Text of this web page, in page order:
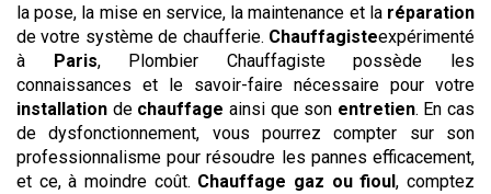
la pose, la mise en service, la maintenance et la réparation
de votre système de chaufferie. Chauffagisteexpérimenté
à Paris, Plombier Chauffagiste possède les
connaissances et le savoir-faire nécessaire pour votre
installation de chauffage ainsi que son entretien. En cas
de dysfonctionnement, vous pourrez compter sur son
professionnalisme pour résoudre les pannes efficacement,
et ce, à moindre coût. Chauffage gaz ou fioul, comptez